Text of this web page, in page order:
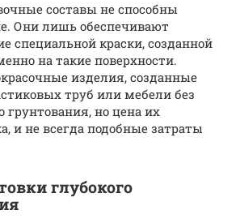
составы не способны
Они лишь обеспечивают
специальной краски, созданной
на такие поверхности.
изделия, созданные
труб или мебели без
грунтования, но цена их
и не всегда подобные затраты
глубокого